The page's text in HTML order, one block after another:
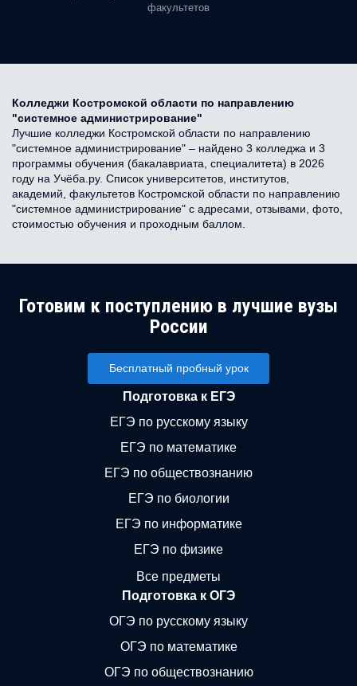
факультетов
Колледжи Костромской области по направлению
"системное администрирование"
Лучшие колледжи Костромской области по направлению
"системное администрирование" – найдено 3 колледжа и 3
программы обучения (бакалавриата, специалитета) в 2026
году на Учёба.ру. Список университетов, институтов,
академий, факультетов Костромской области по направлению
"системное администрирование" с адресами, отзывами, фото,
стоимостью обучения и проходным баллом.
Готовим к поступлению в лучшие вузы
России
Бесплатный пробный урок
Подготовка к ЕГЭ
ЕГЭ по русскому языку
ЕГЭ по математике
ЕГЭ по обществознанию
ЕГЭ по биологии
ЕГЭ по информатике
ЕГЭ по физике
Все предметы
Подготовка к ОГЭ
ОГЭ по русскому языку
ОГЭ по математике
ОГЭ по обществознанию